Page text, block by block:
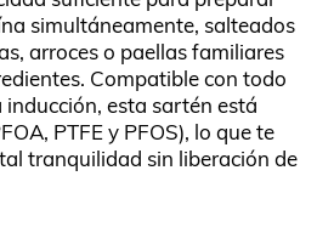
simultáneamente, salteados
arroces o paellas familiares
Compatible con todo
esta sartén está
PTFE y PFOS), lo que te
tranquilidad sin liberación de